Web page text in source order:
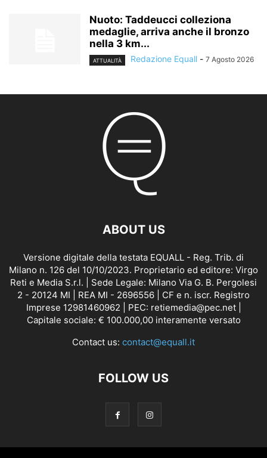
Nuoto: Taddeucci colleziona
medaglie, arriva anche il bronzo
nella 3 km...
ATTUALITÀ Redazione Equall - 7 Agosto 2026
ABOUT US
Versione digitale della testata EQUALL - Reg. Trib. di
Milano n. 126 del 10/10/2023. Proprietario ed editore: Virgo
Reti e Media S.r.l. | Sede Legale: Milano Via G. B. Pergolesi
2 - 20124 MI | REA MI - 2696556 | CF e n. iscr. Registro
Imprese 12981460962 | PEC: retiemedia@pec.net |
Capitale sociale: € 100.000,00 interamente versato
Contact us: contact@equall.it
FOLLOW US